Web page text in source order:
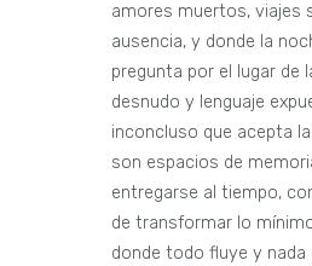
amores muertos, viajes
ausencia, y donde la
pregunta por el lugar de
desnudo y lenguaje
inconcluso que acepta
son espacios de
entregarse al tiempo,
de transformar lo
donde todo fluye y nada